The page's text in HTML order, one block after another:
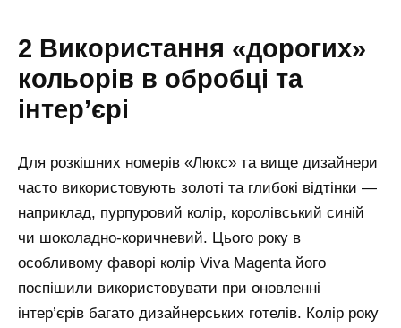
2 Використання «дорогих»
кольорів в обробці та
інтер’єрі
Для розкішних номерів «Люкс» та вище дизайнери
часто використовують золоті та глибокі відтінки —
наприклад, пурпуровий колір, королівський синій
чи шоколадно-коричневий. Цього року в
особливому фаворі колір Viva Magenta його
поспішили використовувати при оновленні
інтер’єрів багато дизайнерських готелів. Колір року